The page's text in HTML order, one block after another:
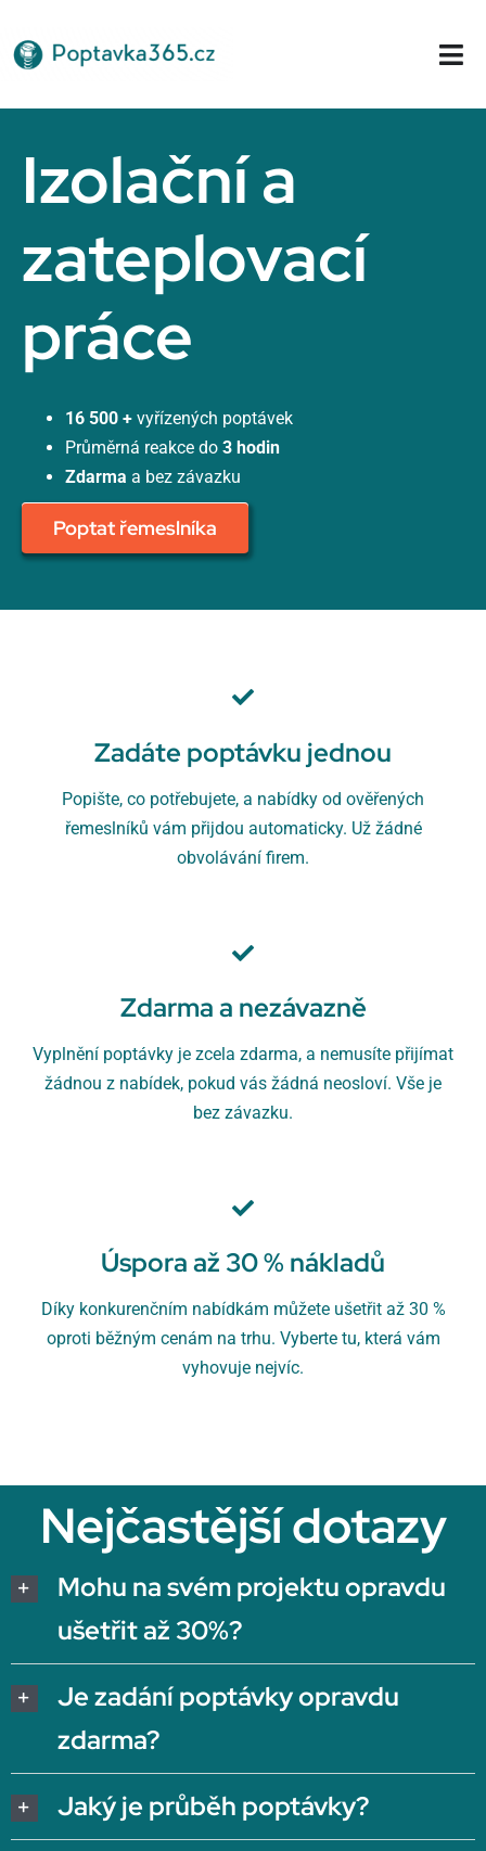
na
obsah
Izolační a
zateplovací
práce
16 500 + vyřízených poptávek
Průměrná reakce do 3 hodin
Zdarma a bez závazku
Poptat řemeslníka
Zadáte poptávku jednou
Popište, co potřebujete, a nabídky od ověřených
řemeslníků vám přijdou automaticky. Už žádné
obvolávání firem.
Zdarma a nezávazně
Vyplnění poptávky je zcela zdarma, a nemusíte přijímat
žádnou z nabídek, pokud vás žádná neosloví. Vše je
bez závazku.
Úspora až 30 % nákladů
Díky konkurenčním nabídkám můžete ušetřit až 30 %
oproti běžným cenám na trhu. Vyberte tu, která vám
vyhovuje nejvíc.
Nejčastější dotazy
Mohu na svém projektu opravdu
ušetřit až 30%?
Je zadání poptávky opravdu
zdarma?
Jaký je průběh poptávky?